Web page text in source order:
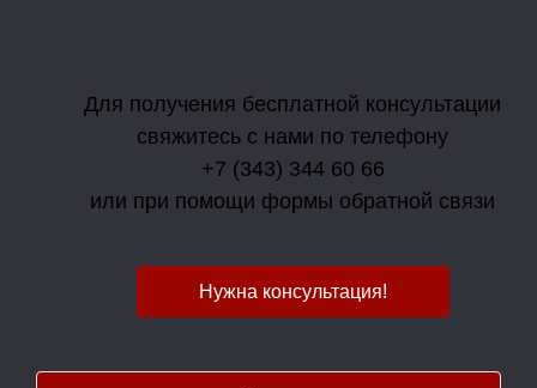
Для получения бесплатной консультации
свяжитесь с нами по телефону
+7 (343) 344 60 66
или при помощи формы обратной связи
Нужна консультация!